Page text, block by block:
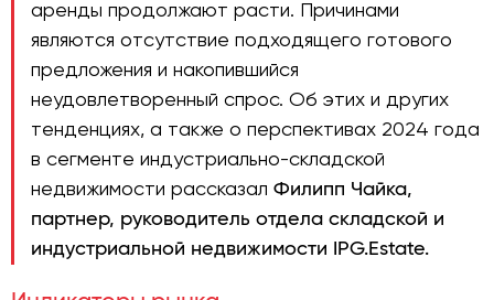
аренды продолжают расти. Причинами
являются отсутствие подходящего готового
предложения и накопившийся
неудовлетворенный спрос. Об этих и других
тенденциях, а также о перспективах 2024 года
в сегменте индустриально-складской
недвижимости рассказал Филипп Чайка,
партнер, руководитель отдела складской и
индустриальной недвижимости IPG.Estate.